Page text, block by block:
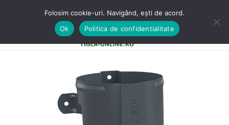
Folosim cookie-uri. Navigând, ești de acord.
Ok
Politica de confidentialitate